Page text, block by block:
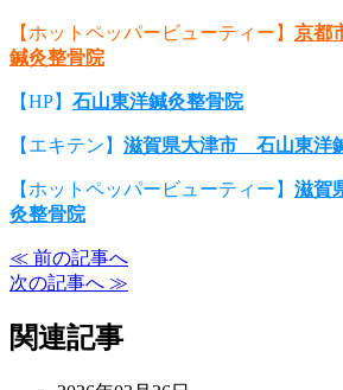
【ホットペッパービューティー】 京都
鍼灸整骨院
【HP】 石山東洋鍼灸整骨院
【エキテン】 滋賀県大津市 石山東洋
【ホットペッパービューティー】 滋賀
灸整骨院
≪ 前の記事へ
次の記事へ ≫
関連記事